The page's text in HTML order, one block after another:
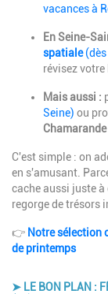
vacances à
En Seine-
spatiale(dès
révisez
Mais aussi :
Seine) ou
Chamarande
C'est simple : on
en s'amusant.
cache aussi juste
regorge de trésors
👉 Notre sélection
de printemps
➤ LE BON PLAN :